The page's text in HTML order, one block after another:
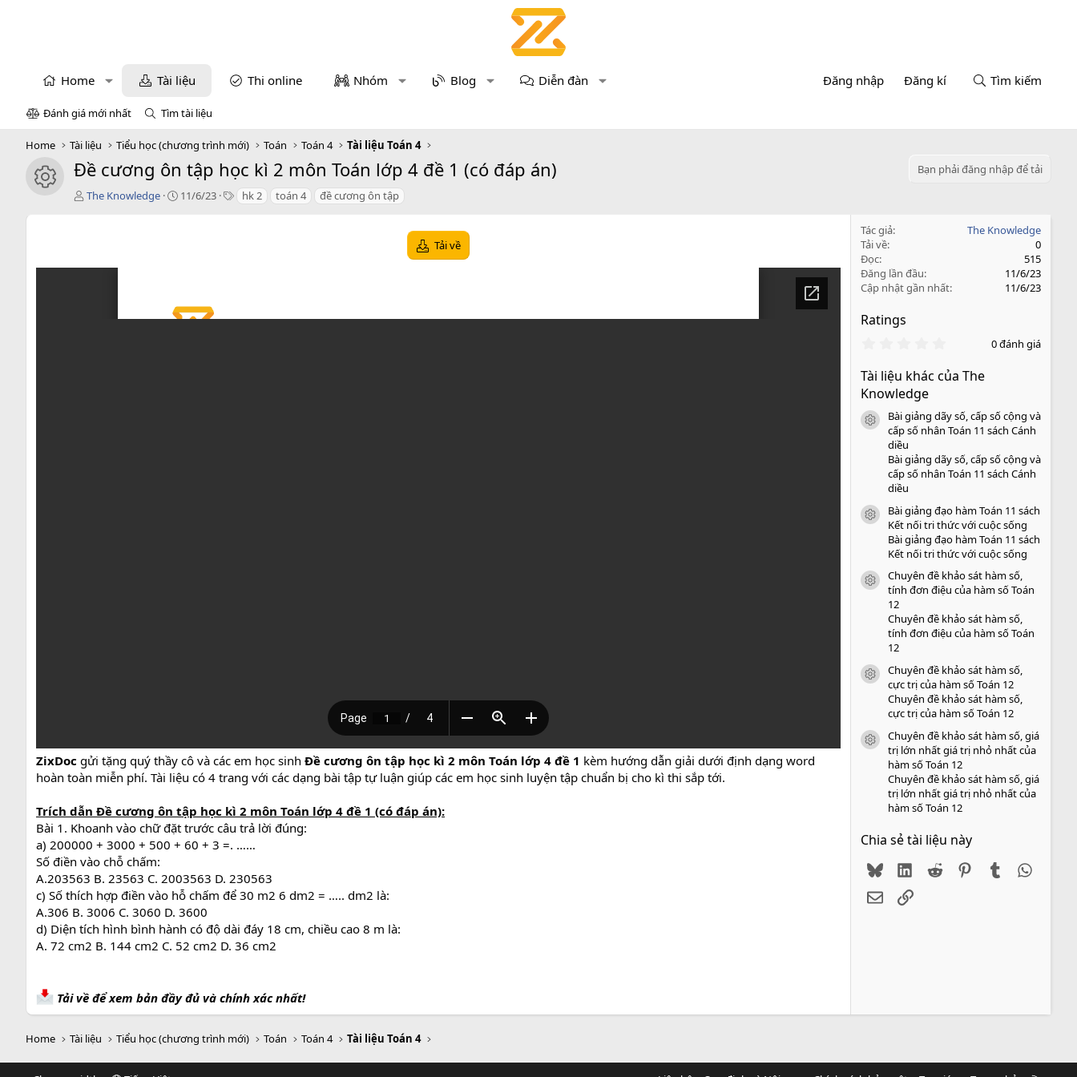
Home Tài liệu Thi online Nhóm Blog Diễn đàn Đăng nhập Đăng kí Tìm kiếm
Đánh giá mới nhất Tìm tài liệu
Home Tài liệu Tiểu học (chương trình mới) Toán Toán 4 Tài liệu Toán 4
icon tài liệu
Đề cương ôn tập học kì 2 môn Toán lớp 4 đề 1 (có đáp án)
Bạn phải đăng nhập để tải
T
ả
The Knowledge
C
d
11/6/23
T hk 2 toán 4 đề cương ôn tập
Tải về
ZixDoc gửi tặng quý thầy cô và các em học sinh Đề cương ôn tập học kì 2 môn Toán lớp 4 đề 1 kèm hướng dẫn giải dưới định dạng word
hoàn toàn miễn phí. Tài liệu có 4 trang với các dạng bài tập tự luận giúp các em học sinh luyện tập chuẩn bị cho kì thi sắp tới.
Trích dẫn Đề cương ôn tập học kì 2 môn Toán lớp 4 đề 1 (có đáp án):
Bài 1. Khoanh vào chữ đặt trước câu trả lời đúng:
a) 200000 + 3000 + 500 + 60 + 3 =. ……
Số điền vào chỗ chấm:
A.203563 B. 23563 C. 2003563 D. 230563
c) Số thích hợp điền vào hỗ chấm để 30 m2 6 dm2 = ….. dm2 là:
A.306 B. 3006 C. 3060 D. 3600
d) Diện tích hình bình hành có độ dài đáy 18 cm, chiều cao 8 m là:
A. 72 cm2 B. 144 cm2 C. 52 cm2 D. 36 cm2
Tải về để xem bản đầy đủ và chính xác nhất!
Tác giả
The Knowledge
Tải về
0
Đọc
515
Đăng lần đầu
11/6/23
Cập nhật gần nhất
11/6/23
Ratings
0
0
o
0 đánh giá
Tài liệu khác của The
Knowledge
icon tài liệu
Bài giảng dãy số, cấp số cộng và
cấp số nhân Toán 11 sách Cánh
diều
Bài giảng dãy số, cấp số cộng và
cấp số nhân Toán 11 sách Cánh
diều
icon tài liệu
Bài giảng đạo hàm Toán 11 sách
Kết nối tri thức với cuộc sống
Bài giảng đạo hàm Toán 11 sách
Kết nối tri thức với cuộc sống
icon tài liệu
Chuyên đề khảo sát hàm số,
tính đơn điệu của hàm số Toán
12
Chuyên đề khảo sát hàm số,
tính đơn điệu của hàm số Toán
12
icon tài liệu
Chuyên đề khảo sát hàm số,
cực trị của hàm số Toán 12
Chuyên đề khảo sát hàm số,
cực trị của hàm số Toán 12
icon tài liệu
Chuyên đề khảo sát hàm số, giá
trị lớn nhất giá trị nhỏ nhất của
hàm số Toán 12
Chuyên đề khảo sát hàm số, giá
trị lớn nhất giá trị nhỏ nhất của
hàm số Toán 12
Chia sẻ tài liệu này
BlueskyLinkedIn
Reddit PinterestTumblr
EmailLink
Home Tài liệu Tiểu học (chương trình mới) Toán Toán 4 Tài liệu Toán 4